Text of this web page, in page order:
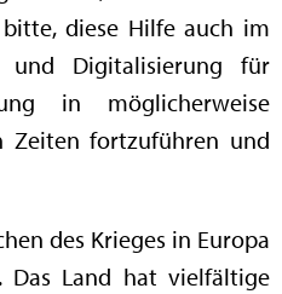
diese Hilfe auch im
Digitalisierung für
in möglicherweise
Zeiten fortzuführen und
des Krieges in Europa
Das Land hat vielfältige